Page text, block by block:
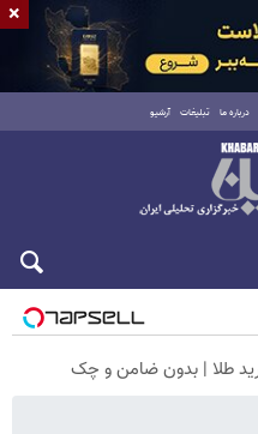
درباره ما تبلیغات آرشیو
×